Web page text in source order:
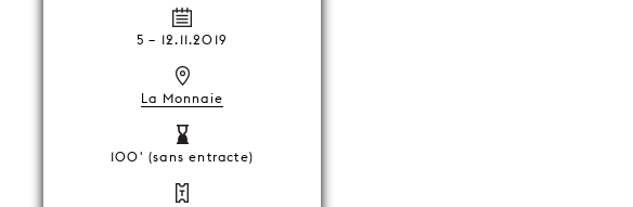
5 – 12.11.2019
La Monnaie
100' (sans entracte)